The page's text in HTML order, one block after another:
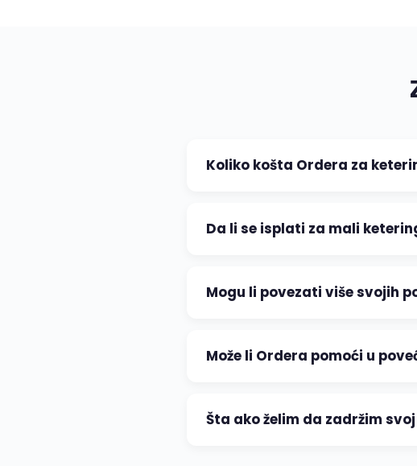
Koliko košta Ordera za
Da li se isplati za mali
Mogu li povezati više svojih
Može li Ordera pomoći u
Šta ako želim da zadržim